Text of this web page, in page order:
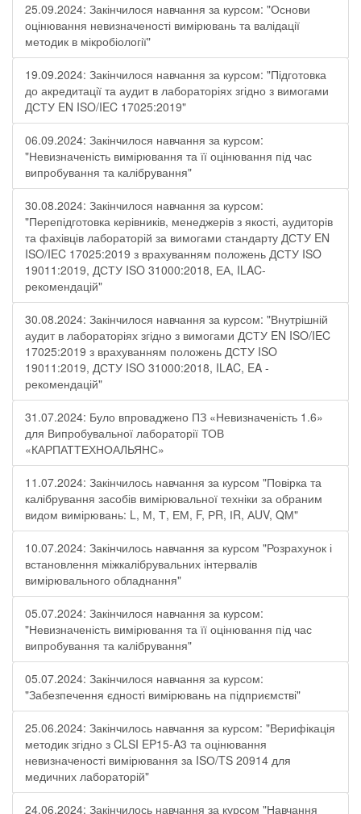
25.09.2024: Закінчилося навчання за курсом: "Основи
оцінювання невизначеності вимірювань та валідації
методик в мікробіології"
19.09.2024: Закінчилося навчання за курсом: "Підготовка
до акредитації та аудит в лабораторіях згідно з вимогами
ДСТУ EN ISO/IEC 17025:2019"
06.09.2024: Закінчилося навчання за курсом:
"Невизначеність вимірювання та її оцінювання під час
випробування та калібрування"
30.08.2024: Закінчилося навчання за курсом:
"Перепідготовка керівників, менеджерів з якості, аудиторів
та фахівців лабораторій за вимогами стандарту ДСТУ EN
ISO/IEC 17025:2019 з врахуванням положень ДСТУ ISO
19011:2019, ДСТУ ISO 31000:2018, ЕА, ILAC-
рекомендацій"
30.08.2024: Закінчилося навчання за курсом: "Внутрішній
аудит в лабораторіях згідно з вимогами ДСТУ EN ISO/IEC
17025:2019 з врахуванням положень ДСТУ ISO
19011:2019, ДСТУ ISO 31000:2018, ILAC, EA -
рекомендацій"
31.07.2024: Було впроваджено ПЗ «Невизначеність 1.6»
для Випробувальної лабораторії ТОВ
«КАРПАТТЕХНОАЛЬЯНС»
11.07.2024: Закінчилось навчання за курсом "Повірка та
калібрування засобів вимірювальної техніки за обраним
видом вимірювань: L, М, Т, ЕМ, F, РR, ІR, АUV, QМ"
10.07.2024: Закінчилось навчання за курсом "Розрахунок і
встановлення міжкалібрувальних інтервалів
вимірювального обладнання"
05.07.2024: Закінчилося навчання за курсом:
"Невизначеність вимірювання та її оцінювання під час
випробування та калібрування"
05.07.2024: Закінчилося навчання за курсом:
"Забезпечення єдності вимірювань на підприємстві"
25.06.2024: Закінчилось навчання за курсом: "Верифікація
методик згідно з CLSI EP15-A3 та оцінювання
невизначеності вимірювання за ISО/TS 20914 для
медичних лабораторій"
24.06.2024: Закінчилось навчання за курсом "Навчання